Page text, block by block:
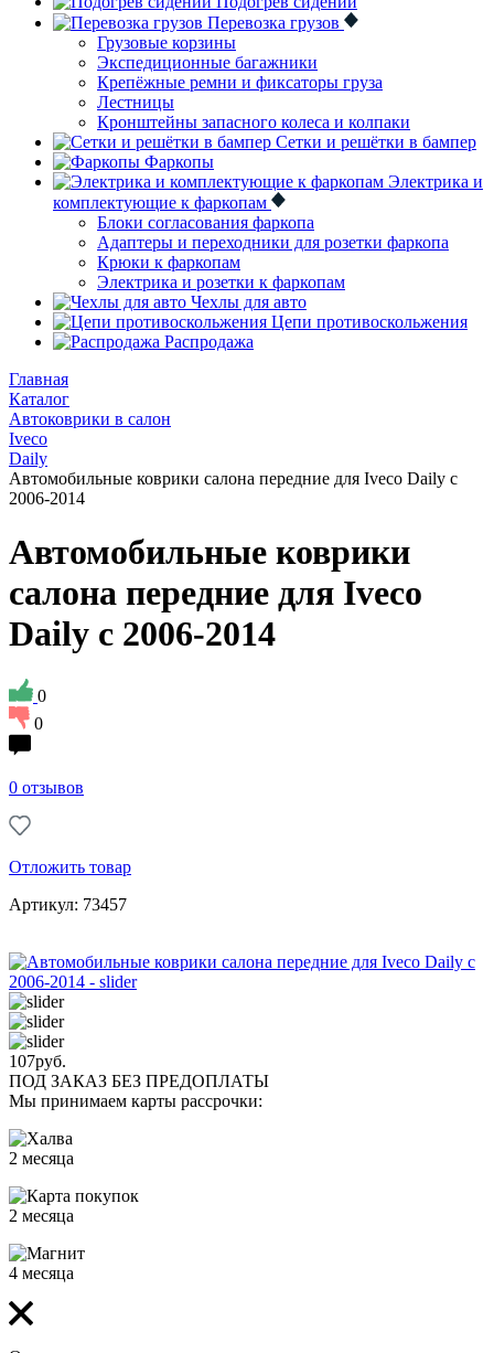
Перевозка грузов
Грузовые корзины
Экспедиционные багажники
Крепёжные ремни и фиксаторы груза
Лестницы
Кронштейны запасного колеса и колпаки
Сетки и решётки в бампер
Фаркопы
Электрика и
комплектующие к фаркопам
Блоки согласования фаркопа
Адаптеры и переходники для розетки фаркопа
Крюки к фаркопам
Электрика и розетки к фаркопам
Чехлы для авто
Цепи противоскольжения
Распродажа
Главная
Каталог
Автоковрики в салон
Iveco
Daily
Автомобильные коврики салона передние для Iveco Daily с
2006-2014
Автомобильные коврики
салона передние для Iveco
Daily с 2006-2014
0
0
0 отзывов
Отложить товар
Артикул: 73457
107руб.
ПОД ЗАКАЗ БЕЗ ПРЕДОПЛАТЫ
Мы принимаем карты рассрочки:
2 месяца
2 месяца
4 месяца